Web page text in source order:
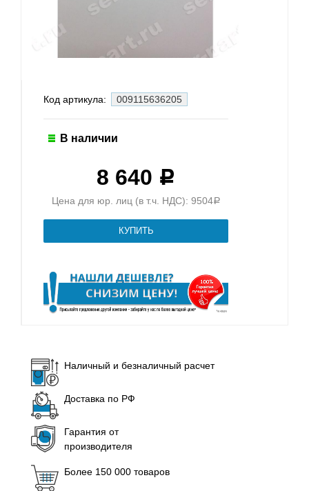
Код артикула: 009115636205
В наличии
8 640 Р
Цена для юр. лиц (в т.ч. НДС): 9504Р
Наличный и безналичный расчет
Доставка по РФ
Гарантия от
производителя
Более 150 000 товаров